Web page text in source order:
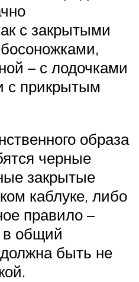
с закрытыми
– с лодочками
с прикрытым
образа
черные
закрытые
каблуке, либо
правило –
в общий
быть не